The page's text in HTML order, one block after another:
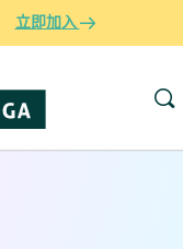
立即加入